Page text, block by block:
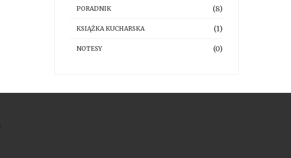
PORADNIK (8)
KSIĄŻKA KUCHARSKA (1)
NOTESY (0)